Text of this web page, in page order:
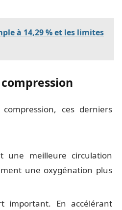
à 14,29 % et les limites
ces derniers
une meilleure circulation
une oxygénation plus
important. En accélérant